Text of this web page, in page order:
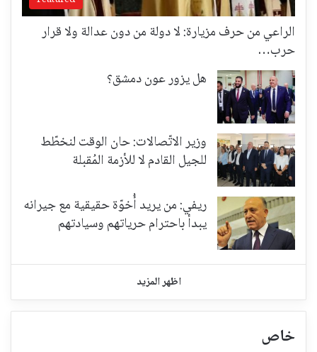
الراعي من حرف مزيارة: لا دولة من دون عدالة ولا قرار
حرب…
هل يزور عون دمشق؟
وزير الاتّصالات: حان الوقت لنخطّط
للجيل القادم لا للأزمة المُقبلة
ريفي: من يريد أُخوّة حقيقية مع جيرانه
يبدأ باحترام حرياتهم وسيادتهم
اظهر المزيد
خاص